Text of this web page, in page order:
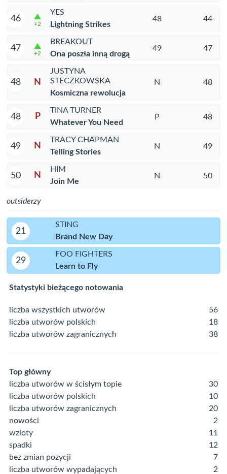
46
+2
YES
Lightning Strikes
48 44
47
+2
BREAKOUT
Ona poszła inną drogą
49 47
48 N
JUSTYNA
STECZKOWSKA
Kosmiczna rewolucja
N 48
48 P
TINA TURNER
Whatever You Need
P 48
49 N
TRACY CHAPMAN
Telling Stories
N 49
50 N
HIM
Join Me
N 50
outsiderzy
21
STING
Brand New Day
29
FOO FIGHTERS
Learn to Fly
Statystyki bieżącego notowania
liczba wszystkich utworów
56
liczba utworów polskich
18
liczba utworów zagranicznych
38
Top główny
liczba utworów w ścisłym topie
30
liczba utworów polskich
10
liczba utworów zagranicznych
20
nowości
2
wzloty
11
spadki
12
bez zmian pozycji
7
liczba utworów wypadających
2